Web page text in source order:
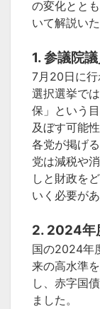
の変化とと
いて解説いた
1. 参議院
7月20日に
選択選挙で
保」という
及ぼす可能
各党が掲げ
党は減税や
しと財政を
いく必要があ
2. 2024年
国の2024年
来の高水準
し、赤字国
ました。